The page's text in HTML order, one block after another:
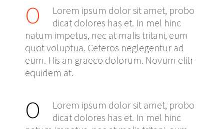
O
Lorem ipsum dolor sit amet, probo
dicat dolores has et. In mel hinc
natum impetus, nec at malis tritani, eum
quot voluptua. Ceteros neglegentur ad
eum. His an graeco dolorum. Novum elitr
equidem at.
O
Lorem ipsum dolor sit amet, probo
dicat dolores has et. In mel hinc